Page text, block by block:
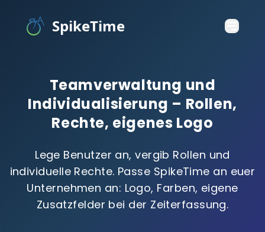
SpikeTime
Teamverwaltung und
Individualisierung – Rollen,
Rechte, eigenes Logo
Lege Benutzer an, vergib Rollen und
individuelle Rechte. Passe SpikeTime an euer
Unternehmen an: Logo, Farben, eigene
Zusatzfelder bei der Zeiterfassung.